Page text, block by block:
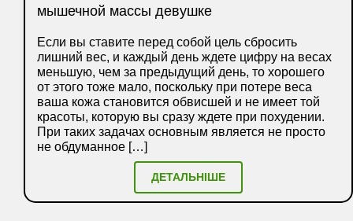
мышечной массы девушке
Если вы ставите перед собой цель сбросить
лишний вес, и каждый день ждете цифру на весах
меньшую, чем за предыдущий день, то хорошего
от этого тоже мало, поскольку при потере веса
ваша кожа становится обвисшей и не имеет той
красоты, которую вы сразу ждете при похудении.
При таких задачах основным является не просто
не обдуманное […]
ДЕТАЛЬНІШЕ